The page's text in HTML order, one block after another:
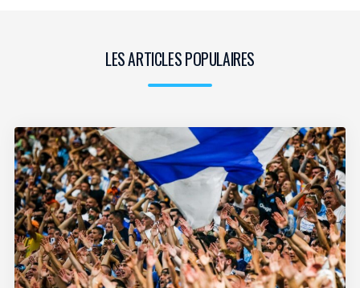
LES ARTICLES POPULAIRES